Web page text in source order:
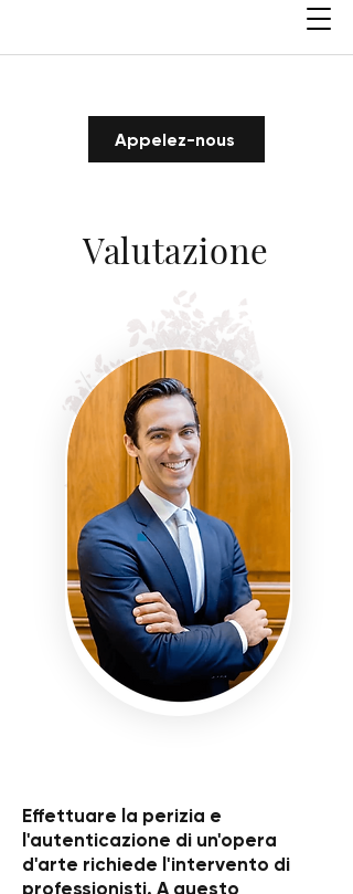
Appelez-nous
Valutazione
Effettuare la perizia e
l'autenticazione di un'opera
d'arte richiede l'intervento di
professionisti. A questo